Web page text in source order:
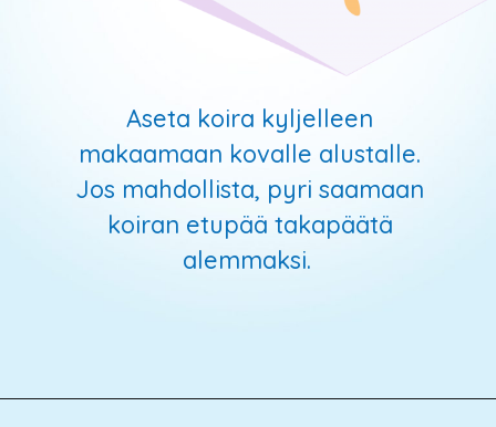
Aseta koira kyljelleen
makaamaan kovalle alustalle.
Jos mahdollista, pyri saamaan
koiran etupää takapäätä
alemmaksi.